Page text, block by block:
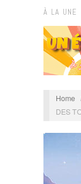
À LA UNE
Home
DES